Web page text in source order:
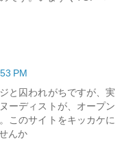
PM
と囚われがちですが、実
ーディストが、オープン
このサイトをキッカケに
んか